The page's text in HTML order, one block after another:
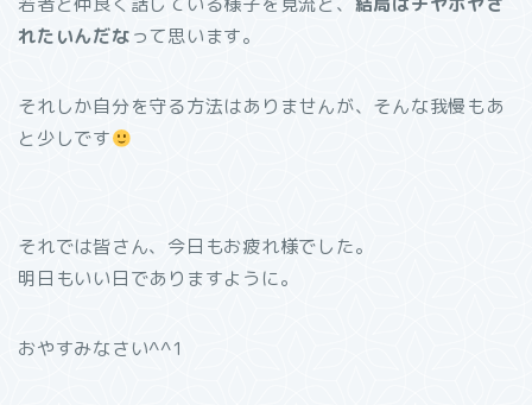
れたいんだなって思います。
それしか自分を守る方法はありませんが、そんな我慢もあ
と少しです
それでは皆さん、今日もお疲れ様でした。
明日もいい日でありますように。
おやすみなさい^^1